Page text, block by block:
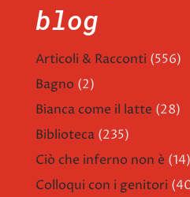
blog
Articoli & Racconti (556)
Bagno (2)
Bianca come il latte (28)
Biblioteca (235)
Ciò che inferno non è (14)
Colloqui con i genitori